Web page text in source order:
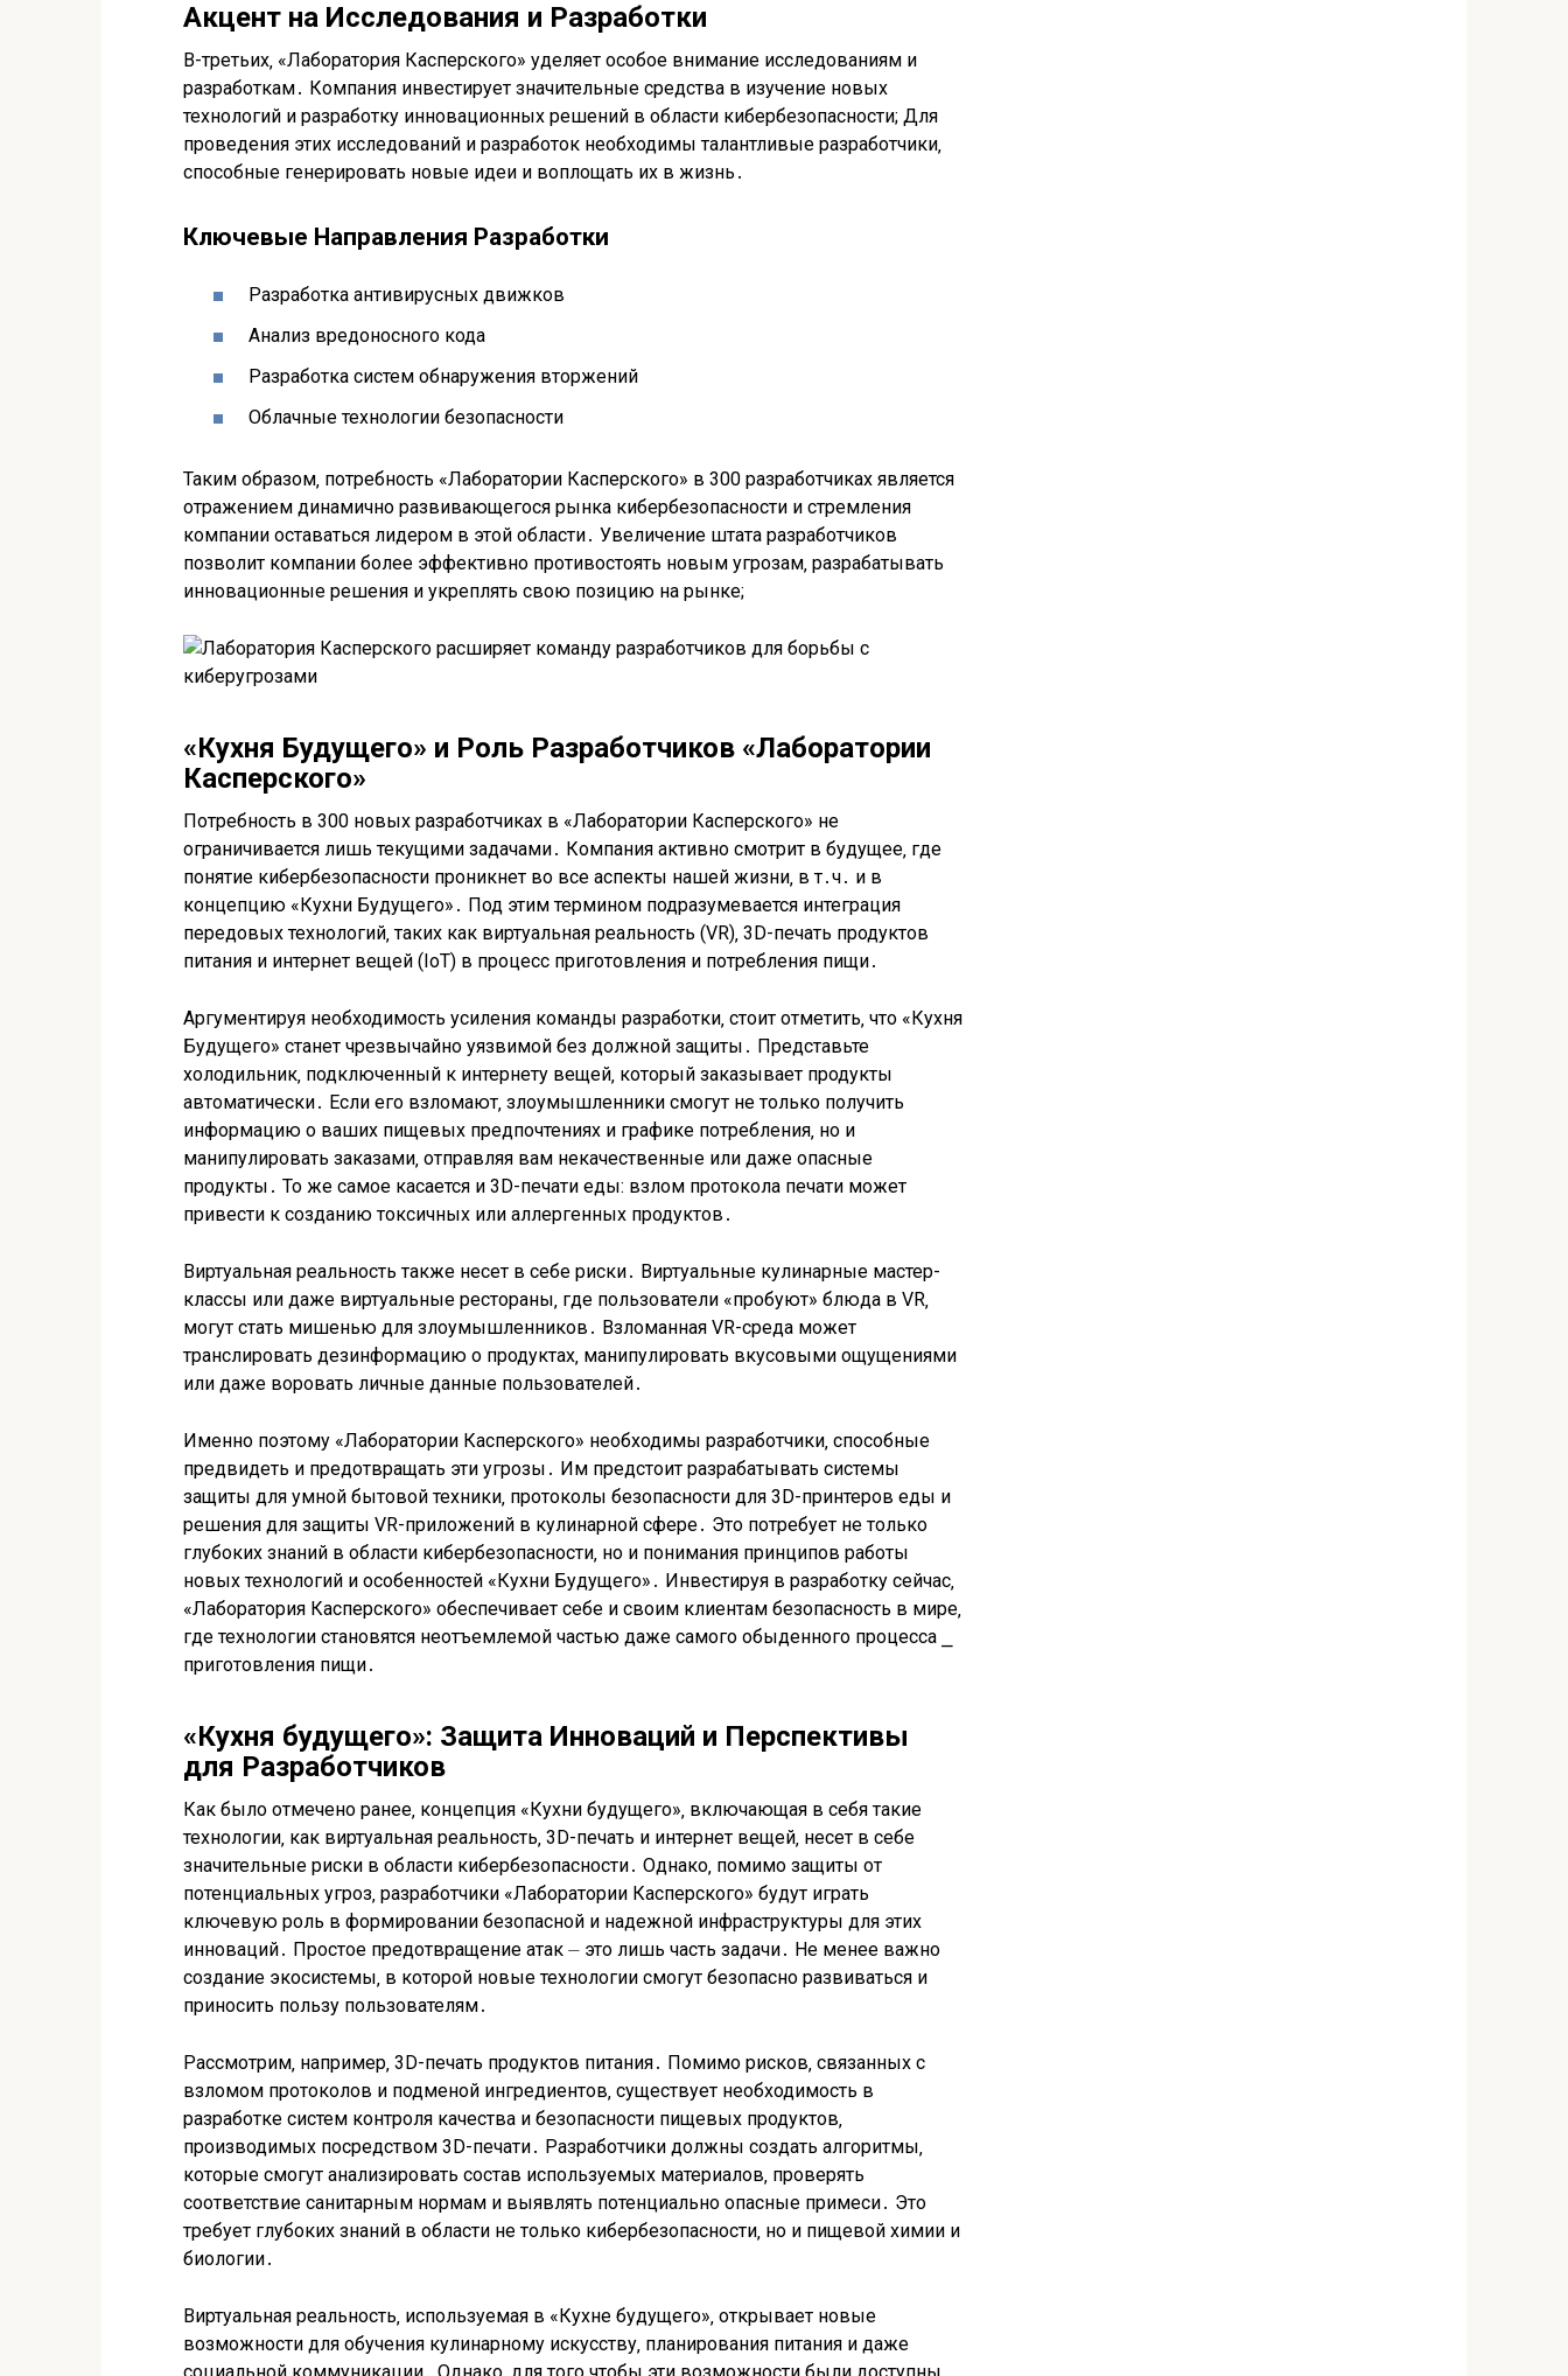
Акцент на Исследования и Разработки
В-третьих‚ «Лаборатория Касперского» уделяет особое внимание исследованиям и
разработкам․ Компания инвестирует значительные средства в изучение новых
технологий и разработку инновационных решений в области кибербезопасности; Для
проведения этих исследований и разработок необходимы талантливые разработчики‚
способные генерировать новые идеи и воплощать их в жизнь․
Ключевые Направления Разработки
Разработка антивирусных движков
Анализ вредоносного кода
Разработка систем обнаружения вторжений
Облачные технологии безопасности
Таким образом‚ потребность «Лаборатории Касперского» в 300 разработчиках является
отражением динамично развивающегося рынка кибербезопасности и стремления
компании оставаться лидером в этой области․ Увеличение штата разработчиков
позволит компании более эффективно противостоять новым угрозам‚ разрабатывать
инновационные решения и укреплять свою позицию на рынке;
«Кухня Будущего» и Роль Разработчиков «Лаборатории
Касперского»
Потребность в 300 новых разработчиках в «Лаборатории Касперского» не
ограничивается лишь текущими задачами․ Компания активно смотрит в будущее‚ где
понятие кибербезопасности проникнет во все аспекты нашей жизни‚ в т․ч․ и в
концепцию «Кухни Будущего»․ Под этим термином подразумевается интеграция
передовых технологий‚ таких как виртуальная реальность (VR)‚ 3D-печать продуктов
питания и интернет вещей (IoT) в процесс приготовления и потребления пищи․
Аргументируя необходимость усиления команды разработки‚ стоит отметить‚ что «Кухня
Будущего» станет чрезвычайно уязвимой без должной защиты․ Представьте
холодильник‚ подключенный к интернету вещей‚ который заказывает продукты
автоматически․ Если его взломают‚ злоумышленники смогут не только получить
информацию о ваших пищевых предпочтениях и графике потребления‚ но и
манипулировать заказами‚ отправляя вам некачественные или даже опасные
продукты․ То же самое касается и 3D-печати еды: взлом протокола печати может
привести к созданию токсичных или аллергенных продуктов․
Виртуальная реальность также несет в себе риски․ Виртуальные кулинарные мастер-
классы или даже виртуальные рестораны‚ где пользователи «пробуют» блюда в VR‚
могут стать мишенью для злоумышленников․ Взломанная VR-среда может
транслировать дезинформацию о продуктах‚ манипулировать вкусовыми ощущениями
или даже воровать личные данные пользователей․
Именно поэтому «Лаборатории Касперского» необходимы разработчики‚ способные
предвидеть и предотвращать эти угрозы․ Им предстоит разрабатывать системы
защиты для умной бытовой техники‚ протоколы безопасности для 3D-принтеров еды и
решения для защиты VR-приложений в кулинарной сфере․ Это потребует не только
глубоких знаний в области кибербезопасности‚ но и понимания принципов работы
новых технологий и особенностей «Кухни Будущего»․ Инвестируя в разработку сейчас‚
«Лаборатория Касперского» обеспечивает себе и своим клиентам безопасность в мире‚
где технологии становятся неотъемлемой частью даже самого обыденного процесса ⎯
приготовления пищи․
«Кухня будущего»: Защита Инноваций и Перспективы
для Разработчиков
Как было отмечено ранее‚ концепция «Кухни будущего»‚ включающая в себя такие
технологии‚ как виртуальная реальность‚ 3D-печать и интернет вещей‚ несет в себе
значительные риски в области кибербезопасности․ Однако‚ помимо защиты от
потенциальных угроз‚ разработчики «Лаборатории Касперского» будут играть
ключевую роль в формировании безопасной и надежной инфраструктуры для этих
инноваций․ Простое предотвращение атак ⏤ это лишь часть задачи․ Не менее важно
создание экосистемы‚ в которой новые технологии смогут безопасно развиваться и
приносить пользу пользователям․
Рассмотрим‚ например‚ 3D-печать продуктов питания․ Помимо рисков‚ связанных с
взломом протоколов и подменой ингредиентов‚ существует необходимость в
разработке систем контроля качества и безопасности пищевых продуктов‚
производимых посредством 3D-печати․ Разработчики должны создать алгоритмы‚
которые смогут анализировать состав используемых материалов‚ проверять
соответствие санитарным нормам и выявлять потенциально опасные примеси․ Это
требует глубоких знаний в области не только кибербезопасности‚ но и пищевой химии и
биологии․
Виртуальная реальность‚ используемая в «Кухне будущего»‚ открывает новые
возможности для обучения кулинарному искусству‚ планирования питания и даже